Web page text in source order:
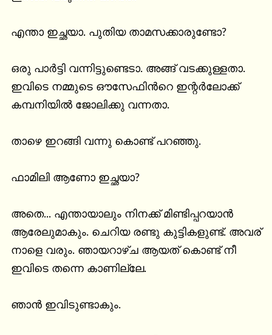
എന്താ ഇച്ഛയാ. പുതിയ താമസക്കാരുണ്ടോ?
ഒരു പാർട്ടി വന്നിട്ടുണ്ടെടാ. അങ്ങ് വടക്കുള്ളതാ.
ഇവിടെ നമ്മുടെ ഔസേഫിൻറെ ഇന്റർലോക്ക്
കമ്പനിയിൽ ജോലിക്കു വന്നതാ.
താഴെ ഇറങ്ങി വന്നു കൊണ്ട് പറഞ്ഞു.
ഫാമിലി ആണോ ഇച്ഛയാ?
അതെ... എന്തായാലും നിനക്ക് മിണ്ടിപ്പറയാൻ
ആരേലുമാകും. ചെറിയ രണ്ടു കുട്ടികളുണ്ട്. അവര്
നാളെ വരും. ഞായറാഴ്ച ആയത് കൊണ്ട് നീ
ഇവിടെ തന്നെ കാണില്ലേ.
ഞാൻ ഇവിടുണ്ടാകും.